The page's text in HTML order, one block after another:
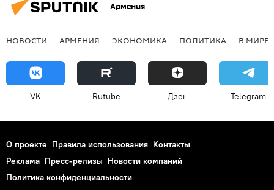
Армения
НОВОСТИ АРМЕНИЯ ЭКОНОМИКА ПОЛИТИКА В МИРЕ
VK Rutube Дзен Telegram
О проекте Правила использования Контакты
Реклама Пресс-релизы Новости компаний
Политика конфиденциальности